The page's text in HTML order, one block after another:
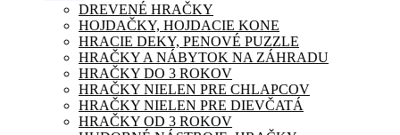
DREVENÉ HRAČKY
HOJDAČKY, HOJDACIE KONE
HRACIE DEKY, PENOVÉ PUZZLE
HRAČKY A NÁBYTOK NA ZÁHRADU
HRAČKY DO 3 ROKOV
HRAČKY NIELEN PRE CHLAPCOV
HRAČKY NIELEN PRE DIEVČATÁ
HRAČKY OD 3 ROKOV